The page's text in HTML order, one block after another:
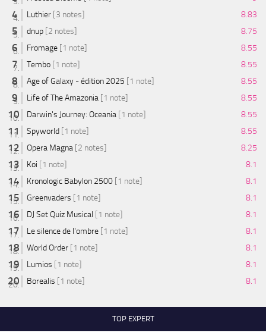
Luthier [3 notes]
8.83
dnup [2 notes]
8.75
Fromage [1 note]
8.55
Tembo [1 note]
8.55
Age of Galaxy - édition 2025 [1 note]
8.55
Life of The Amazonia [1 note]
8.55
Darwin's Journey: Oceania [1 note]
8.55
Spyworld [1 note]
8.55
Opera Magna [2 notes]
8.25
Koi [1 note]
8.1
Kronologic Babylon 2500 [1 note]
8.1
Greenvaders [1 note]
8.1
DJ Set Quiz Musical [1 note]
8.1
Le silence de l'ombre [1 note]
8.1
World Order [1 note]
8.1
Lumios [1 note]
8.1
Borealis [1 note] 8.1
TOP EXPERT